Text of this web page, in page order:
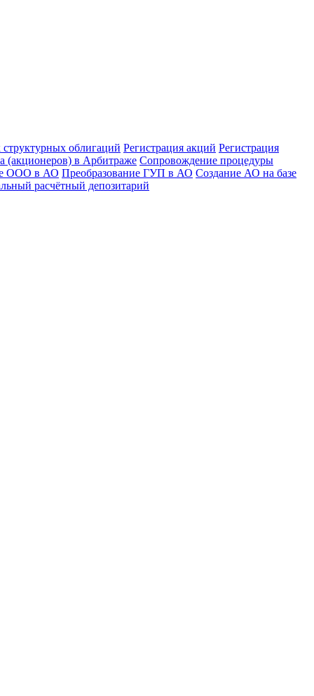
облигаций Регистрация акций Регистрация
(акционеров) в Арбитраже Сопровождение процедуры
ООО в АО Преобразование ГУП в АО Создание АО на базе
расчётный депозитарий